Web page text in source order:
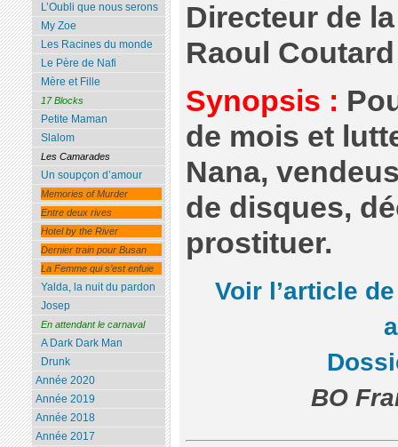
Directeur de
Raoul Coutard
Synopsis :
de mois et
Nana,
de disques,
prostituer.
Voir l’article
BO
L’Oubli que nous serons
My Zoe
Les Racines du monde
Le Père de Nafi
Mère et Fille
17 Blocks
Petite Maman
Slalom
Les Camarades
Un soupçon d’amour
Memories of Murder
Entre deux rives
Hotel by the River
Dernier train pour Busan
La Femme qui s’est enfuie
Yalda, la nuit du pardon
Josep
En attendant le carnaval
A Dark Dark Man
Drunk
Année 2020
Année 2019
Année 2018
Année 2017